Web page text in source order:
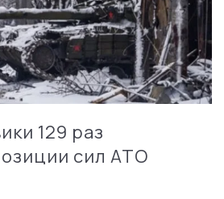
129 раз
сил АТО